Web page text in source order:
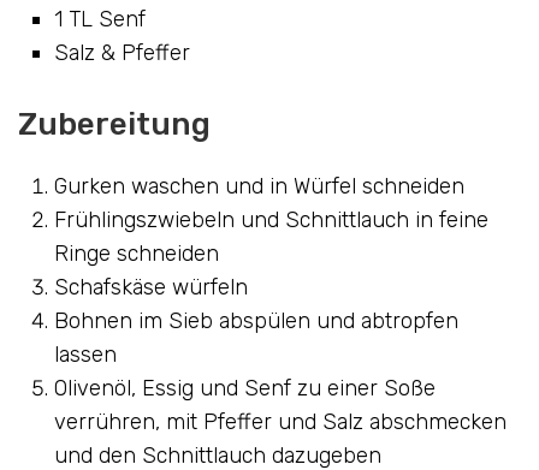
1 TL Senf
Salz & Pfeffer
Zubereitung
Gurken waschen und in Würfel schneiden
Frühlingszwiebeln und Schnittlauch in feine
Ringe schneiden
Schafskäse würfeln
Bohnen im Sieb abspülen und abtropfen
lassen
Olivenöl, Essig und Senf zu einer Soße
verrühren, mit Pfeffer und Salz abschmecken
und den Schnittlauch dazugeben